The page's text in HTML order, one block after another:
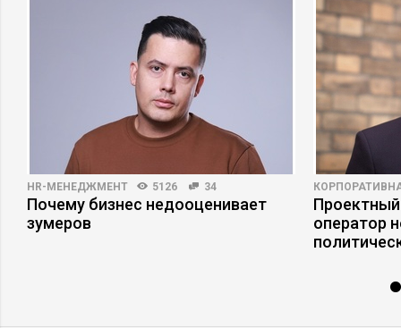
HR-МЕНЕДЖМЕНТ 5126 34
Почему бизнес недооценивает
зумеров
оператор